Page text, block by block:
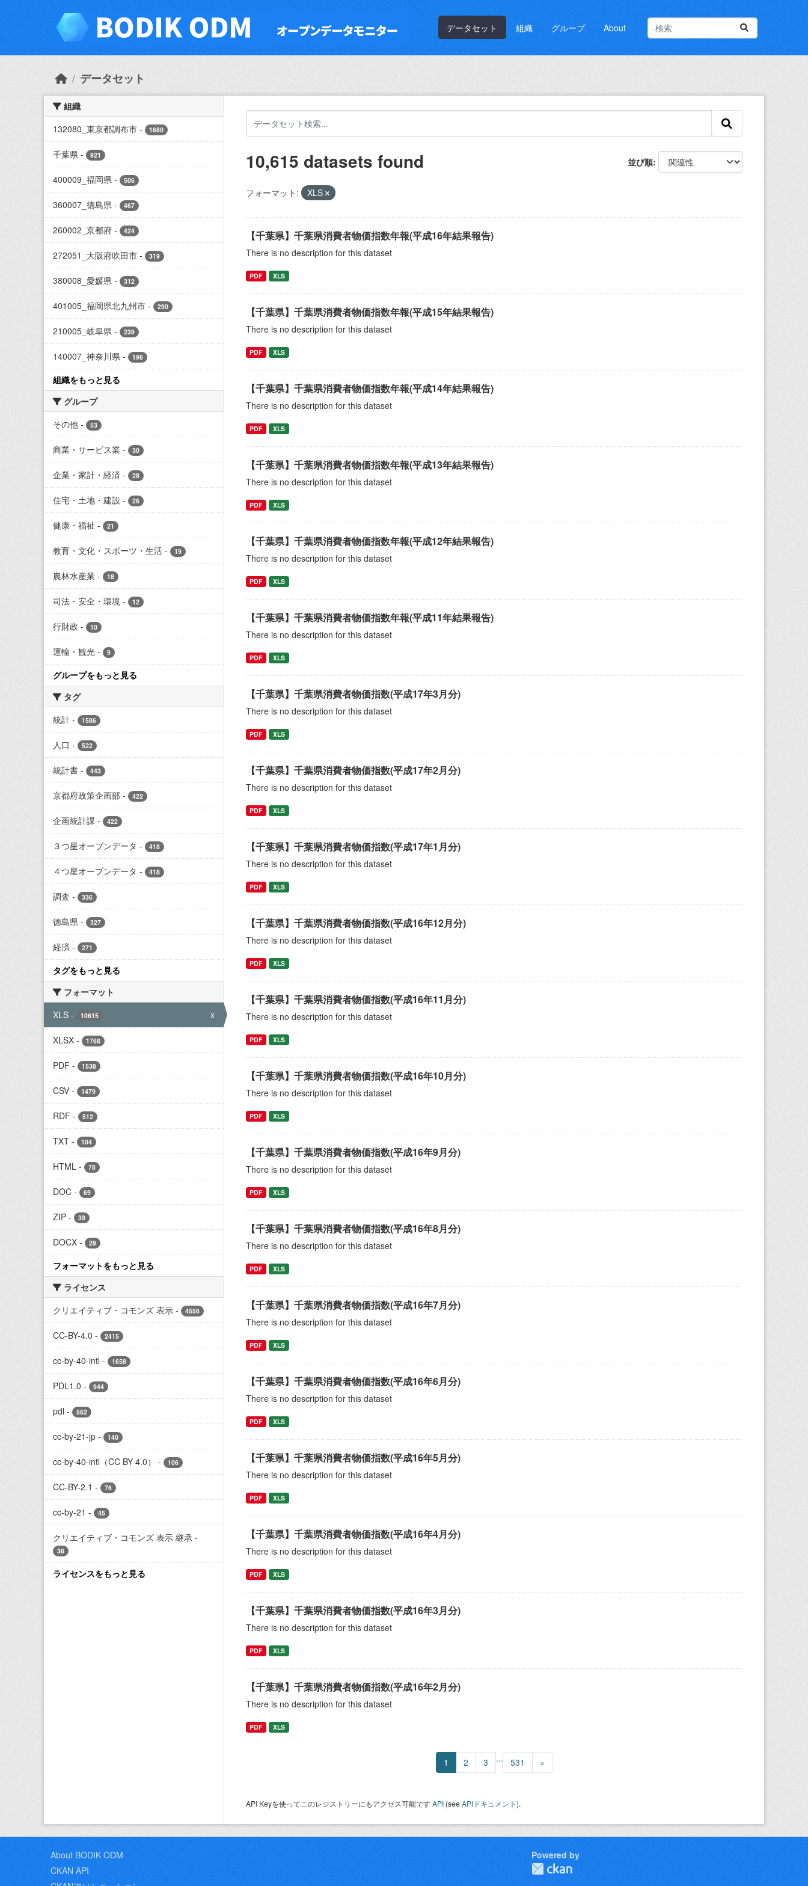
データセット
組織 グループ About
データセット
組織
132080_東京都調布市 - 1680
千葉県 - 921
400009_福岡県 - 506
360007_徳島県 - 467
260002_京都府 - 424
272051_大阪府吹田市 - 319
380008_愛媛県 - 312
401005_福岡県北九州市 - 290
210005_岐阜県 - 239
140007_神奈川県 - 196
組織をもっと見る
グループ
その他 - 53
商業・サービス業 - 30
企業・家計・経済 - 28
住宅・土地・建設 - 26
健康・福祉 - 21
教育・文化・スポーツ・生活 - 19
農林水産業 - 18
司法・安全・環境 - 12
行財政 - 10
運輸・観光 - 9
グループをもっと見る
タグ
統計 - 1586
人口 - 522
統計書 - 443
京都府政策企画部 - 422
企画統計課 - 422
３つ星オープンデータ - 418
４つ星オープンデータ - 418
調査 - 336
徳島県 - 327
経済 - 271
タグをもっと見る
フォーマット
XLS - 10615 x
XLSX - 1766
PDF - 1538
CSV - 1479
RDF - 512
TXT - 104
HTML - 78
DOC - 69
ZIP - 39
DOCX - 29
フォーマットをもっと見る
ライセンス
クリエイティブ・コモンズ 表示 - 4556
CC-BY-4.0 - 2415
cc-by-40-intl - 1658
PDL1.0 - 944
pdl - 562
cc-by-21-jp - 140
cc-by-40-intl（CC BY 4.0） - 106
CC-BY-2.1 - 76
cc-by-21 - 45
クリエイティブ・コモンズ 表示 継承 -
36
ライセンスをもっと見る
並び順
10,615 datasets found
フォーマット: XLS
【千葉県】千葉県消費者物価指数年報(平成16年結果報告)
There is no description for this dataset
PDF XLS
【千葉県】千葉県消費者物価指数年報(平成15年結果報告)
There is no description for this dataset
PDF XLS
【千葉県】千葉県消費者物価指数年報(平成14年結果報告)
There is no description for this dataset
PDF XLS
【千葉県】千葉県消費者物価指数年報(平成13年結果報告)
There is no description for this dataset
PDF XLS
【千葉県】千葉県消費者物価指数年報(平成12年結果報告)
There is no description for this dataset
PDF XLS
【千葉県】千葉県消費者物価指数年報(平成11年結果報告)
There is no description for this dataset
PDF XLS
【千葉県】千葉県消費者物価指数(平成17年3月分)
There is no description for this dataset
PDF XLS
【千葉県】千葉県消費者物価指数(平成17年2月分)
There is no description for this dataset
PDF XLS
【千葉県】千葉県消費者物価指数(平成17年1月分)
There is no description for this dataset
PDF XLS
【千葉県】千葉県消費者物価指数(平成16年12月分)
There is no description for this dataset
PDF XLS
【千葉県】千葉県消費者物価指数(平成16年11月分)
There is no description for this dataset
PDF XLS
【千葉県】千葉県消費者物価指数(平成16年10月分)
There is no description for this dataset
PDF XLS
【千葉県】千葉県消費者物価指数(平成16年9月分)
There is no description for this dataset
PDF XLS
【千葉県】千葉県消費者物価指数(平成16年8月分)
There is no description for this dataset
PDF XLS
【千葉県】千葉県消費者物価指数(平成16年7月分)
There is no description for this dataset
PDF XLS
【千葉県】千葉県消費者物価指数(平成16年6月分)
There is no description for this dataset
PDF XLS
【千葉県】千葉県消費者物価指数(平成16年5月分)
There is no description for this dataset
PDF XLS
【千葉県】千葉県消費者物価指数(平成16年4月分)
There is no description for this dataset
PDF XLS
【千葉県】千葉県消費者物価指数(平成16年3月分)
There is no description for this dataset
PDF XLS
【千葉県】千葉県消費者物価指数(平成16年2月分)
There is no description for this dataset
PDF XLS
1 2 3 ... 531 »
API Keyを使ってこのレジストリーにもアクセス可能ですAPI(seeAPIドキュメント).
About BODIK ODM
CKAN API
Powered by